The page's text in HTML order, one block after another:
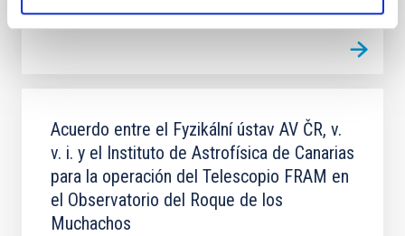
Acuerdo entre el Fyzikální ústav AV ČR, v.
v. i. y el Instituto de Astrofísica de Canarias
para la operación del Telescopio FRAM en
el Observatorio del Roque de los
Muchachos